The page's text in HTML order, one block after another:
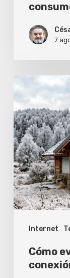
7
Internet
evitar
que
el
frío
corte
tu
conexión
de
Starlink
Cómo